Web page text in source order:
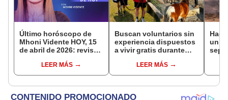
Último horóscopo de
Mhoni Vidente HOY, 15
de abril de 2026: revisa
signo y entérate si te
espera un día
LEER MÁS
Buscan voluntarios sin
experiencia dispuestos
a vivir gratis durante
cuidar caballos, burros
y otros animales
LEER MÁS
un